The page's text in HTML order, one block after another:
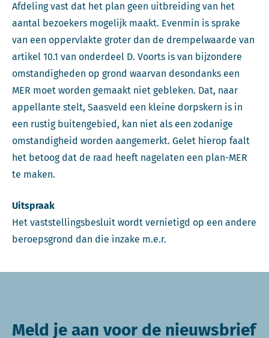
Afdeling vast dat het plan geen uitbreiding van het
aantal bezoekers mogelijk maakt. Evenmin is sprake
van een oppervlakte groter dan de drempelwaarde van
artikel 10.1 van onderdeel D. Voorts is van bijzondere
omstandigheden op grond waarvan desondanks een
MER moet worden gemaakt niet gebleken. Dat, naar
appellante stelt, Saasveld een kleine dorpskern is in
een rustig buitengebied, kan niet als een zodanige
omstandigheid worden aangemerkt. Gelet hierop faalt
het betoog dat de raad heeft nagelaten een plan-MER
te maken.
Uitspraak
Het vaststellingsbesluit wordt vernietigd op een andere
beroepsgrond dan die inzake m.e.r.
Meld je aan voor de nieuwsbrief